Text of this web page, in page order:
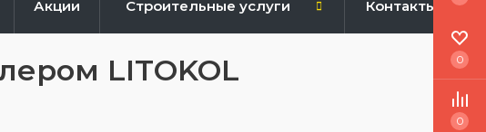
Акции Строительные услуги Контакты
LITOKOL 0
0